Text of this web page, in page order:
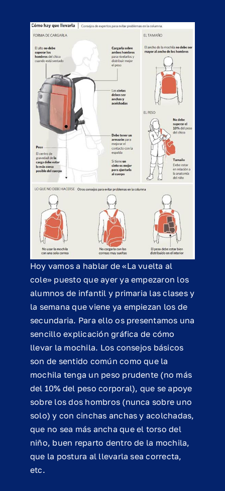
Hoy vamos a hablar de «La vuelta al
cole» puesto que ayer ya empezaron los
alumnos de infantil y primaria las clases y
la semana que viene ya empiezan los de
secundaria. Para ello os presentamos una
sencillo explicación gráfica de cómo
llevar la mochila. Los consejos básicos
son de sentido común como que la
mochila tenga un peso prudente (no más
del 10% del peso corporal), que se apoye
sobre los dos hombros (nunca sobre uno
solo) y con cinchas anchas y acolchadas,
que no sea más ancha que el torso del
niño, buen reparto dentro de la mochila,
que la postura al llevarla sea correcta,
etc.